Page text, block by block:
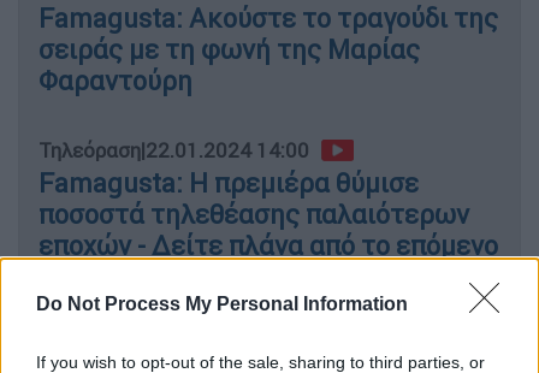
Do Not Process My Personal Information
If you wish to opt-out of the sale, sharing to third parties, or
Famagusta: Ακούστε το τραγούδι της
σειράς με τη φωνή της Μαρίας
Φαραντούρη
Τηλεόραση|22.01.2024 14:00
Famagusta: Η πρεμιέρα θύμισε
ποσοστά τηλεθέασης παλαιότερων
εποχών - Δείτε πλάνα από το επόμενο